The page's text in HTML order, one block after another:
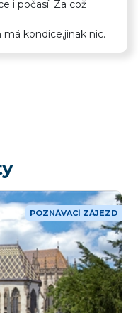
i počasí. Za což
kondice,jinak nic.
POZNÁVACÍ ZÁJEZD